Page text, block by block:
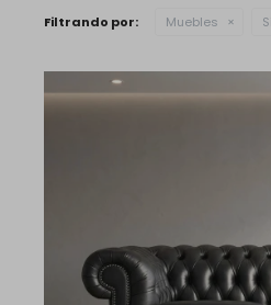
Filtrando por: Muebles